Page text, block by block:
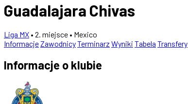
Guadalajara Chivas
Liga MX • 2. miejsce • Mexico
InformacjeZawodnicyTerminarz Wyniki Tabela Transfery
Informacje o klubie